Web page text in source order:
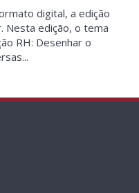
digital, a edição
Nesta edição, o tema
RH: Desenhar o